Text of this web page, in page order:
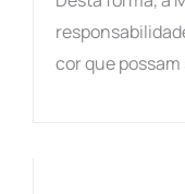
cor que possam